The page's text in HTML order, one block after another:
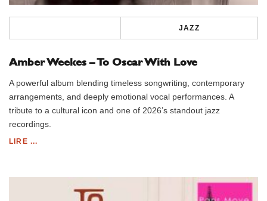
JAZZ
Amber Weekes – To Oscar With Love
A powerful album blending timeless songwriting, contemporary
arrangements, and deeply emotional vocal performances. A
tribute to a cultural icon and one of 2026’s standout jazz
recordings.
LIRE ...